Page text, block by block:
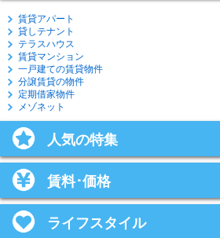
賃貸アパート
貸しテナント
テラスハウス
賃貸マンション
一戸建ての賃貸物件
分譲賃貸の物件
定期借家物件
メゾネット
人気の特集
賃料･価格
ライフスタイル